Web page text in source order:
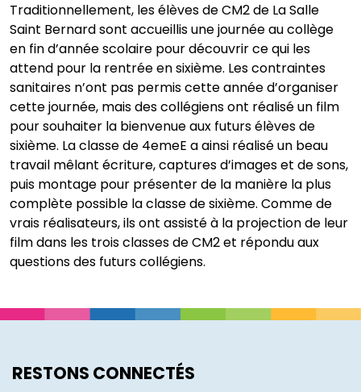
Traditionnellement, les élèves de CM2 de La Salle
Saint Bernard sont accueillis une journée au collège
en fin d’année scolaire pour découvrir ce qui les
attend pour la rentrée en sixième. Les contraintes
sanitaires n’ont pas permis cette année d’organiser
cette journée, mais des collégiens ont réalisé un film
pour souhaiter la bienvenue aux futurs élèves de
sixième. La classe de 4emeE a ainsi réalisé un beau
travail mêlant écriture, captures d’images et de sons,
puis montage pour présenter de la manière la plus
complète possible la classe de sixième. Comme de
vrais réalisateurs, ils ont assisté à la projection de leur
film dans les trois classes de CM2 et répondu aux
questions des futurs collégiens.
RESTONS CONNECTÉS